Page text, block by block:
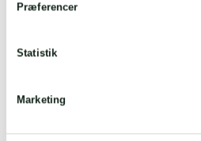
Præferencer
Statistik
Marketing
i vores nyhedsbrev og vil have